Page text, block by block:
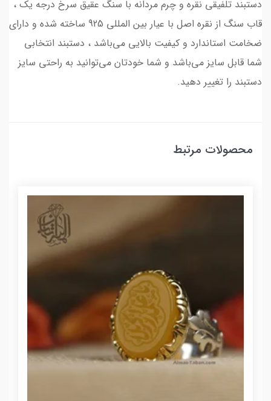
دستبند تلفیقی نقره و چرم مردانه با سنگ عقیق سرخ درجه یک ،
قاب سنگ از نقره اصل با عیار بین المللی 925 ساخته شده و دارای
ضخامت استاندارد و کیفیت بالایی می‌باشد ، دستبند انتخابی
شما قابل سایز می‌باشد و شما خودتان می‌توانید به راحتی سایز
دستبند را تغییر دهید.
محصولات مرتبط